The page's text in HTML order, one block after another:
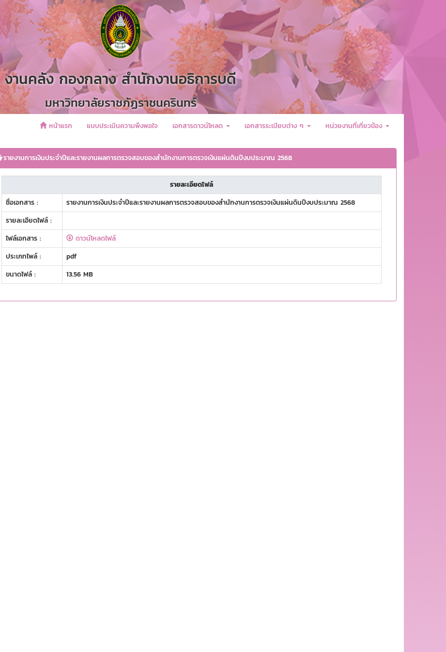
งานคลัง กองกลาง สำนักงานอธิการบดี
มหาวิทยาลัยราชภัฏราชนครินทร์
หน้าแรก แบบประเมินความพึงพอใจ เอกสารดาวน์โหลด เอกสารระเบียบต่าง ๆ หน่วยงานที่เกี่ยวข้อง
รายงานการเงินประจำปีและรายงานผลการตรวจสอบของสำนักงานการตรวจเงินแผ่นดินปีงบประมาณ 2568
รายละเอียดไฟล์
ชื่อเอกสาร :
รายงานการเงินประจำปีและรายงานผลการตรวจสอบของสำนักงานการตรวจเงินแผ่นดินปีงบประมาณ 2568
รายละเอียดไฟล์ :
ไฟล์เอกสาร :
ดาวน์โหลดไฟล์
ประเภทไพล์ :
pdf
ขนาดไฟล์ :
13.56 MB